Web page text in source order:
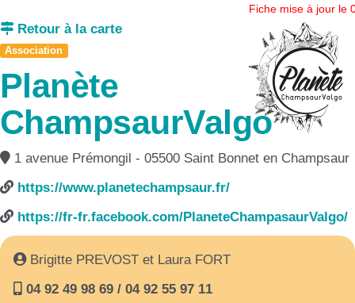
Fiche mise à jour le
Retour à la carte
Association
Planète
ChampsaurValgo
1 avenue Prémongil - 05500 Saint Bonnet en Champsaur
https://www.planetechampsaur.fr/
https://fr-fr.facebook.com/PlaneteChampasaurValgo/
Brigitte PREVOST et Laura FORT
04 92 49 98 69 / 04 92 55 97 11